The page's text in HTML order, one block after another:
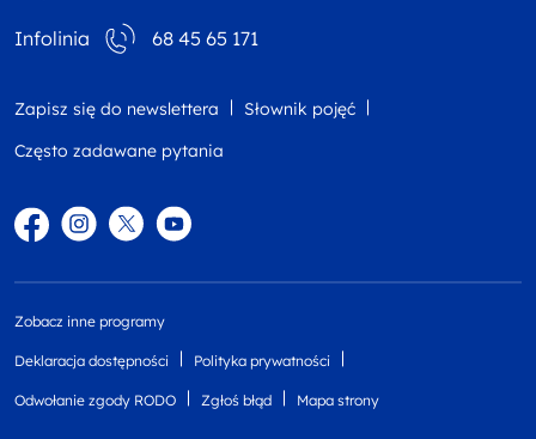
Infolinia 68 45 65 171
Zapisz się do newslettera
Słownik pojęć
Często zadawane pytania
FacebookInstagram
TwitterYouTube
Zobacz inne programy
Deklaracja dostępności Polityka prywatności
Odwołanie zgody RODO Zgłoś błąd Mapa strony